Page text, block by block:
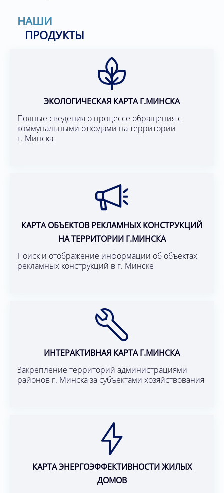
НАШИ
ПРОДУКТЫ
ЭКОЛОГИЧЕСКАЯ КАРТА Г.МИНСКА
Полные сведения о процессе обращения с
коммунальными отходами на территории
г. Минска
КАРТА ОБЪЕКТОВ РЕКЛАМНЫХ КОНСТРУКЦИЙ
НА ТЕРРИТОРИИ Г.МИНСКА
Поиск и отображение информации об объектах
рекламных конструкций в г. Минске
ИНТЕРАКТИВНАЯ КАРТА Г.МИНСКА
Закрепление территорий администрациями
районов г. Минска за субъектами хозяйствования
КАРТА ЭНЕРГОЭФФЕКТИВНОСТИ ЖИЛЫХ
ДОМОВ